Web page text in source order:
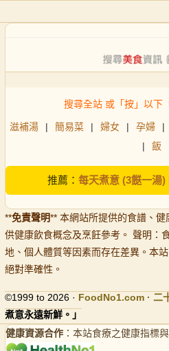
搜尋全站 或「按」以下
滋補湯 | 簡易菜 | 婦女 | 孕婦 |
|
飯
推薦： 每天煮意 (3餸一湯)
**免責聲明** 本網站所提供的食譜、
供健康飲食概念及烹飪參考。 聲明：
地、個人體質等因素而存在差異。本
絕對準確性。
©1999 to 2026 · FoodNo1.com · 二
煮意永遠新鮮。」
健康資源合作 ：本站食療之健康指標